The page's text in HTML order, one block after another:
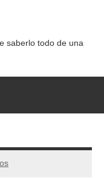
saberlo todo de una